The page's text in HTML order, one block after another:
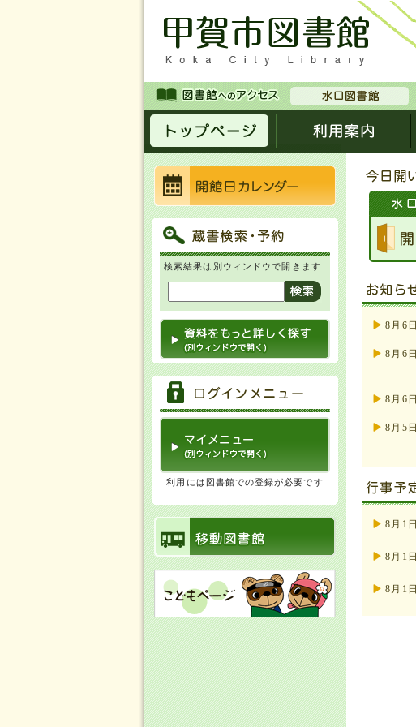
検索結果は別ウィンドウで開きます
利用には図書館での登録が必要です
8月6日
8月6日
8月6日
8月5日
8月1日
8月1日
8月1日